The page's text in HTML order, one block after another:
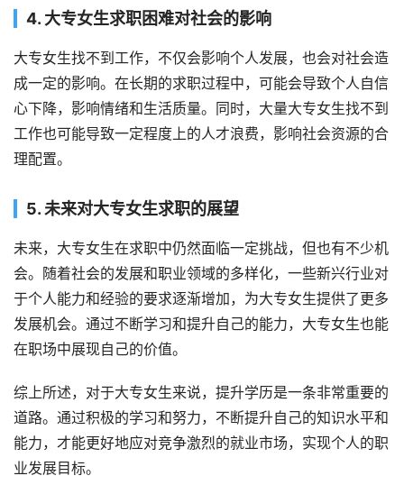
4. 大专女生求职困难对社会的影响
大专女生找不到工作，不仅会影响个人发展，也会对社会造
成一定的影响。在长期的求职过程中，可能会导致个人自信
心下降，影响情绪和生活质量。同时，大量大专女生找不到
工作也可能导致一定程度上的人才浪费，影响社会资源的合
理配置。
5. 未来对大专女生求职的展望
未来，大专女生在求职中仍然面临一定挑战，但也有不少机
会。随着社会的发展和职业领域的多样化，一些新兴行业对
于个人能力和经验的要求逐渐增加，为大专女生提供了更多
发展机会。通过不断学习和提升自己的能力，大专女生也能
在职场中展现自己的价值。
综上所述，对于大专女生来说，提升学历是一条非常重要的
道路。通过积极的学习和努力，不断提升自己的知识水平和
能力，才能更好地应对竞争激烈的就业市场，实现个人的职
业发展目标。